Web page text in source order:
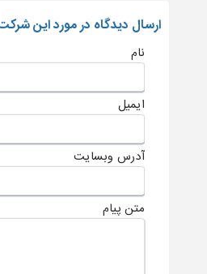
ارسال دیدگاه در مورد این
نام
ایمیل
آدرس وبسایت
متن پیام